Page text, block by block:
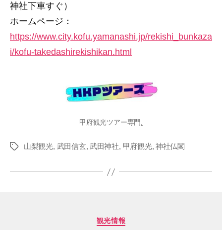
神社下車すぐ）
ホームページ：
https://www.city.kofu.yamanashi.jp/rekishi_bunkaza
i/kofu-takedashirekishikan.html
甲府観光ツアー専門
タ
山梨観光, 武田信玄, 武田神社, 甲府観光, 神社仏閣
カ
テ
観光情報